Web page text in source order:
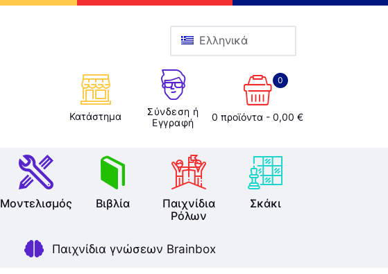
Ελληνικά
Κατάστημα
Σύνδεση ή
Εγγραφή
0 προϊόντα - 0,00 €
0
Μοντελισμός Βιβλία
Παιχνίδια
Ρόλων
Σκάκι
Παιχνίδια γνώσεων Brainbox